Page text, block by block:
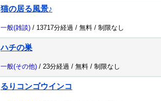
猫の居る風景♪
一般(雑談) / 13717分経過 / 無料 / 制限なし
ハチの巣
一般(その他) / 23分経過 / 無料 / 制限なし
るりコンゴウインコ